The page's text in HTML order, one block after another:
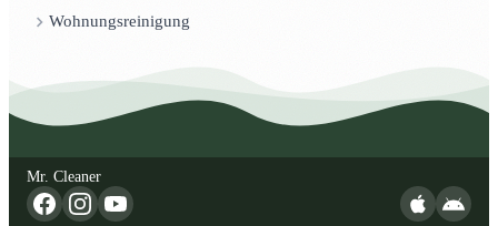
Wohnungsreinigung
Mr. Cleaner